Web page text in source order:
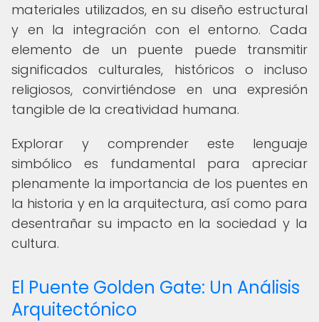
materiales utilizados, en su diseño estructural
y en la integración con el entorno. Cada
elemento de un puente puede transmitir
significados culturales, históricos o incluso
religiosos, convirtiéndose en una expresión
tangible de la creatividad humana.
Explorar y comprender este lenguaje
simbólico es fundamental para apreciar
plenamente la importancia de los puentes en
la historia y en la arquitectura, así como para
desentrañar su impacto en la sociedad y la
cultura.
El Puente Golden Gate: Un Análisis
Arquitectónico